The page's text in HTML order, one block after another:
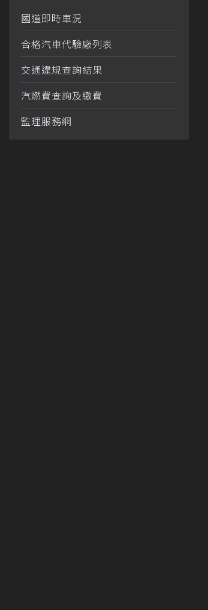
國道即時車況
合格汽車代驗廠列表
交通違規查詢結果
汽燃費查詢及繳費
監理服務網